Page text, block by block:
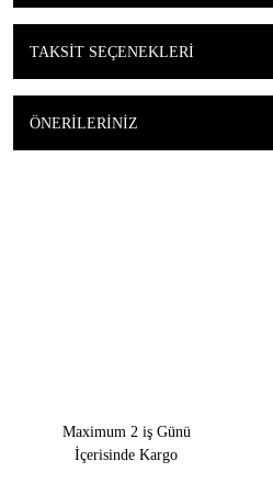
TAKSIT SEÇENEKLERI
ÖNERILERINIZ
Maximum 2 iş Günü
İçerisinde Kargo